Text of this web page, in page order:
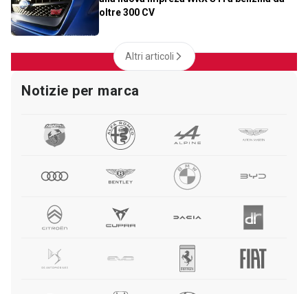
oltre 300 CV
Altri articoli
Notizie per marca